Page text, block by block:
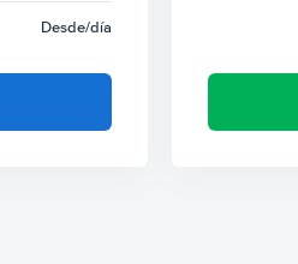
Desde/día